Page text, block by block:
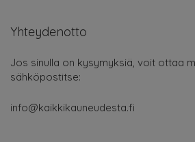
Yhteydenotto
Jos sinulla on kysymyksiä, voit ottaa
sähköpostitse:
info@kaikkikauneudesta.fi